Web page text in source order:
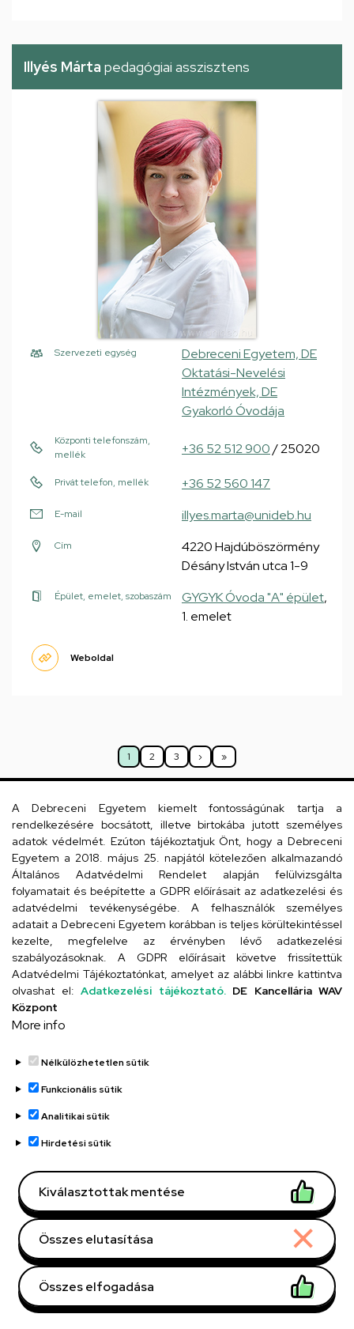
Illyés Márta pedagógiai asszisztens
Szervezeti egység
Debreceni Egyetem, DE
Oktatási-Nevelési
Intézmények, DE
Gyakorló Óvodája
Központi telefonszám,
mellék
+36 52 512 900/ 25020
Privát telefon, mellék +36 52 560 147
E-mail illyes.marta@unideb.hu
Cím
4220 Hajdúböszörmény
Désány István utca 1-9
Épület, emelet, szobaszám GYGYK Óvoda "A" épület,
1. emelet
Weboldal
Jelenlegi
oldal
1
Oldal
2
Oldal
3
Következő
oldal
›
Utolsó
oldal
»
Dolgozói adatmódosítás igénylése a DE
telefonkönyvében |Külső személyek rögzítése a
DE telefonkönyvében |Súgó|Hibabejelentés
Kérdés esetén vegye fel velünk a
kapcsolatot az alábbi módok egyikén!
Debreceni Egyetem Kossuth
Lajos Gyakorló Gimnáziuma
és Általános Iskolája Arany
János téri feladatellátási
hely
Telefonszám
+36 52 512 900
A Debreceni Egyetem kiemelt fontosságúnak tartja a
rendelkezésére bocsátott, illetve birtokába jutott személyes
adatok védelmét. Ezúton tájékoztatjuk Önt, hogy a Debreceni
Egyetem a 2018. május 25. napjától kötelezően alkalmazandó
Általános Adatvédelmi Rendelet alapján felülvizsgálta
folyamatait és beépítette a GDPR előírásait az adatkezelési és
adatvédelmi tevékenységébe. A felhasználók személyes
adatait a Debreceni Egyetem korábban is teljes körültekintéssel
kezelte, megfelelve az érvényben lévő adatkezelési
szabályozásoknak. A GDPR előírásait követve frissítettük
Adatvédelmi Tájékoztatónkat, amelyet az alábbi linkre kattintva
olvashat el: Adatkezelési tájékoztató. DE Kancellária WAV
Központ
More info
Nélkülözhetetlen sütik
Funkcionális sütik
Analitikai sütik
Hirdetési sütik
Kiválasztottak mentése
Összes elutasítása
Összes elfogadása